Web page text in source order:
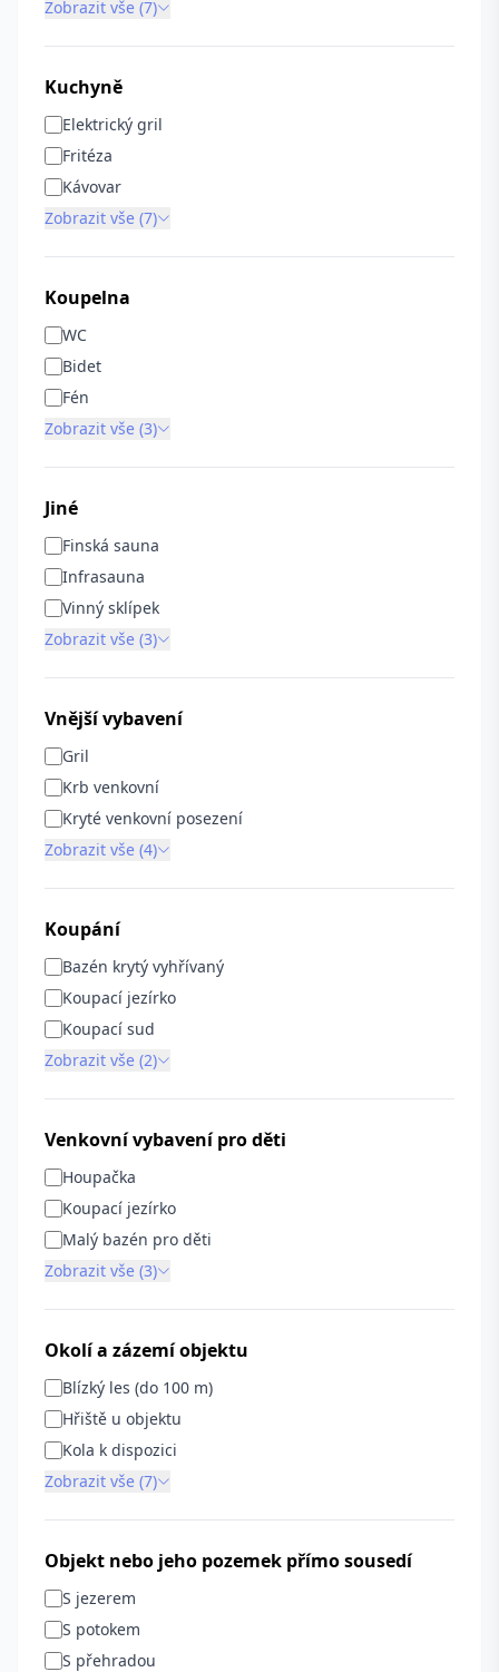
Zobrazit vše (7)
Kuchyně
Elektrický gril
Fritéza
Kávovar
Zobrazit vše (7)
Koupelna
WC
Bidet
Fén
Zobrazit vše (3)
Jiné
Finská sauna
Infrasauna
Vinný sklípek
Zobrazit vše (3)
Vnější vybavení
Gril
Krb venkovní
Kryté venkovní posezení
Zobrazit vše (4)
Koupání
Bazén krytý vyhřívaný
Koupací jezírko
Koupací sud
Zobrazit vše (2)
Venkovní vybavení pro děti
Houpačka
Koupací jezírko
Malý bazén pro děti
Zobrazit vše (3)
Okolí a zázemí objektu
Blízký les (do 100 m)
Hřiště u objektu
Kola k dispozici
Zobrazit vše (7)
Objekt nebo jeho pozemek přímo sousedí
S jezerem
S potokem
S přehradou